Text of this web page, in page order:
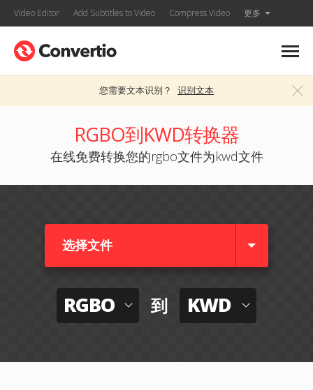
Video Editor Add Subtitles to Video Compress Video 更多
您需要文本识别？ 识别文本
RGBO到KWD转换器
在线免费转换您的rgbo文件为kwd文件
选择文件
RGBO 到 KWD